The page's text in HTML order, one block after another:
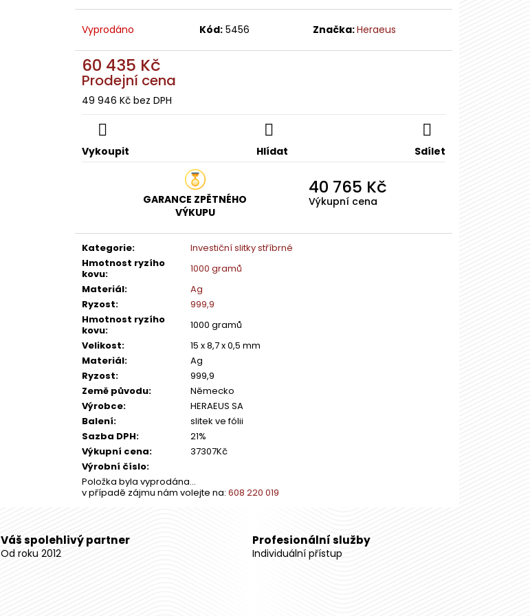
Vyprodáno Kód: 5456 Značka:Heraeus
60 435 Kč
Prodejní cena
49 946 Kč bez DPH
Měrná
cena:
Vykoupit
Hlídat Sdílet
GARANCE ZPĚTNÉHO
VÝKUPU
40 765 Kč
Výkupní cena
Kategorie:
Investiční slitky stříbrné
Hmotnost ryzího
kovu:
1000 gramů
Materiál:
Ag
Ryzost:
999,9
Hmotnost ryzího
kovu:
1000 gramů
Velikost:
15 x 8,7 x 0,5 mm
Materiál:
Ag
Ryzost:
999,9
Země původu:
Německo
Výrobce:
HERAEUS SA
Balení:
slitek ve fólii
Sazba DPH:
21%
Výkupní cena:
37307Kč
Výrobní číslo:
Položka byla vyprodána…
v případě zájmu nám volejte na: 608 220 019
Váš spolehlivý partner
Od roku 2012
Profesionální služby
Individuální přístup
ARGOR HERAEUS